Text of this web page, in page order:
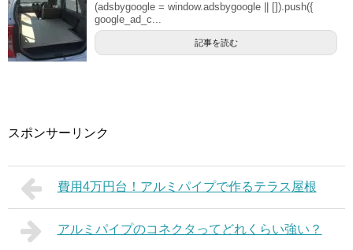
(adsbygoogle = window.adsbygoogle || []).push({
google_ad_c...
記事を読む
スポンサーリンク
費用4万円台！アルミパイプで作るテラス屋根
アルミパイプのコネクタってどれくらい強い？